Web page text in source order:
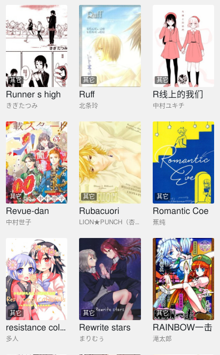
其它
Runner s high
きぎたつみ
其它
Ruff
北条玲
其它
R线上的我们
中村ユキチ
其它
Revue-dan
中村世子
其它
Rubacuori
LION★PUNCH（杏）
其它
Romantic Coe
蕉纯
其它
resistance colorfuls
多人
其它
Rewrite stars
まりむぅ
其它
RAINBOW一击
滝太郎